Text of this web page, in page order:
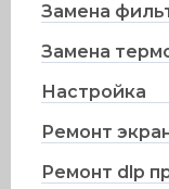
Замена
Замена
Настройка
Ремонт
Ремонт dlp